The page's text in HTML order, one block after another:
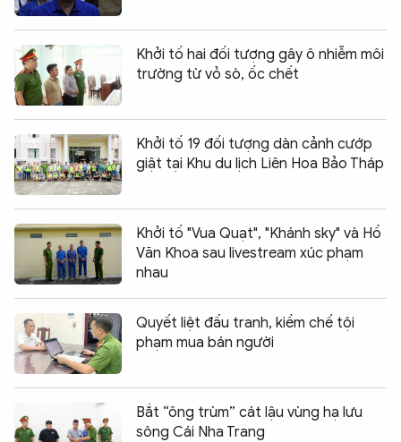
Khởi tố hai đối tượng gây ô nhiễm môi
trường từ vỏ sò, ốc chết
Khởi tố 19 đối tượng dàn cảnh cướp
giật tại Khu du lịch Liên Hoa Bảo Tháp
Khởi tố "Vua Quạt", "Khánh sky" và Hồ
Văn Khoa sau livestream xúc phạm
nhau
Quyết liệt đấu tranh, kiềm chế tội
phạm mua bán người
Bắt “ông trùm” cát lậu vùng hạ lưu
sông Cái Nha Trang